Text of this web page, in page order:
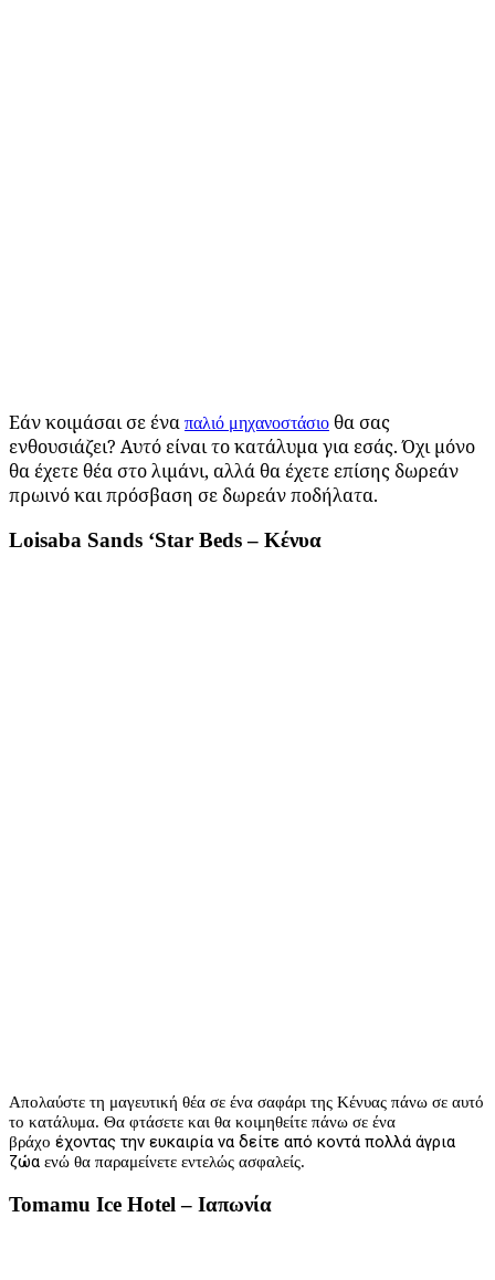
Εάν κοιμάσαι σε ένα παλιό μηχανοστάσιο θα σας
ενθουσιάζει? Αυτό είναι το κατάλυμα για εσάς. Όχι μόνο
θα έχετε θέα στο λιμάνι, αλλά θα έχετε επίσης δωρεάν
πρωινό και πρόσβαση σε δωρεάν ποδήλατα.
Loisaba Sands ‘Star Beds– Κένυα
Απολαύστε τη μαγευτική θέα σε ένα σαφάρι της Κένυας πάνω σε αυτό
το κατάλυμα. Θα φτάσετε και θα κοιμηθείτε πάνω σε ένα
βράχο έχοντας την ευκαιρία να δείτε από κοντά πολλά άγρια
ζώα ενώ θα παραμείνετε εντελώς ασφαλείς.
Tomamu Ice Hotel – Ιαπωνία